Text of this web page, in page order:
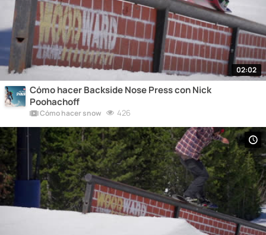
02:02
Cómo hacer Backside Nose Press con Nick
Poohachoff
Cómo hacer snow 426